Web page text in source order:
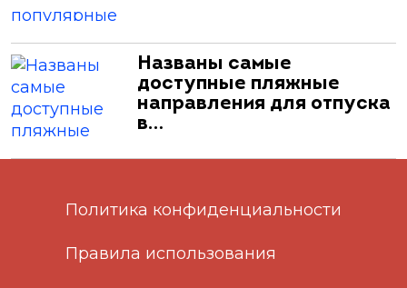
Названы самые
доступные пляжные
направления для отпуска
в…
Политика конфиденциальности
Правила использования